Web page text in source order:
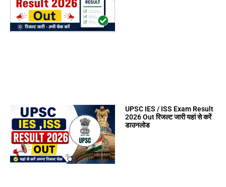
UPSC IES / ISS Exam Result
2026 Out रिजल्ट जारी यहां से करें
डाउनलोड